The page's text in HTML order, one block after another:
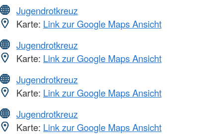
Jugendrotkreuz
Karte: Link zur Google Maps Ansicht
Jugendrotkreuz
Karte: Link zur Google Maps Ansicht
Jugendrotkreuz
Karte: Link zur Google Maps Ansicht
Jugendrotkreuz
Karte: Link zur Google Maps Ansicht